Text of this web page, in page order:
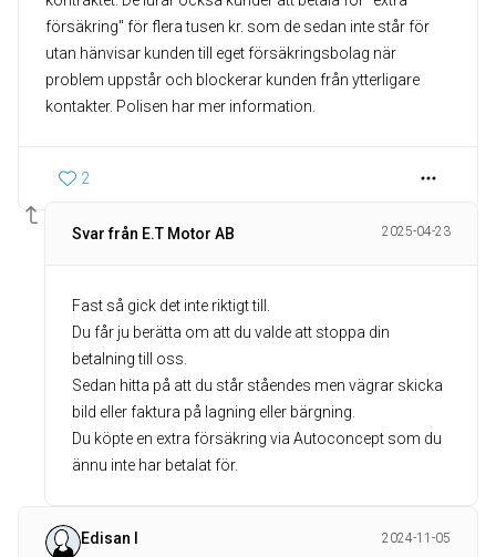
försäkring" för flera tusen kr. som de sedan inte står för
utan hänvisar kunden till eget försäkringsbolag när
problem uppstår och blockerar kunden från ytterligare
kontakter. Polisen har mer information.
2
Svar från E.T Motor AB 2025-04-23
Fast så gick det inte riktigt till.
Du får ju berätta om att du valde att stoppa din
betalning till oss.
Sedan hitta på att du står ståendes men vägrar skicka
bild eller faktura på lagning eller bärgning.
Du köpte en extra försäkring via Autoconcept som du
ännu inte har betalat för.
Edisan I
2024-11-05